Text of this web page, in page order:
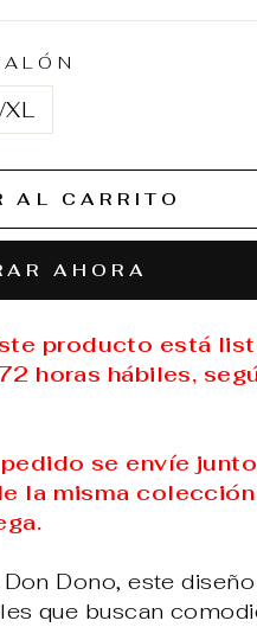
XL
AL CARRITO
AHORA
producto está
horas hábiles,
se envíe
la misma
Dono, este
que buscan